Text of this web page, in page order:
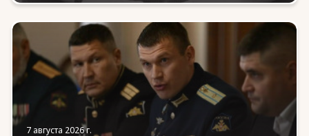
7 августа 2026 г.